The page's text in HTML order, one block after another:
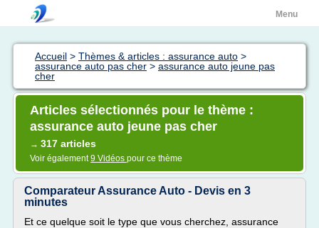
Menu
Accueil > Thèmes & articles : assurance auto >
assurance auto pas cher > assurance auto jeune pas
cher
Articles sélectionnés pour le thème :
assurance auto jeune pas cher
→ 317 articles
Voir également9 Vidéos pour ce thème
Comparateur Assurance Auto - Devis en 3
minutes
Et ce quelque soit le type que vous cherchez, assurance